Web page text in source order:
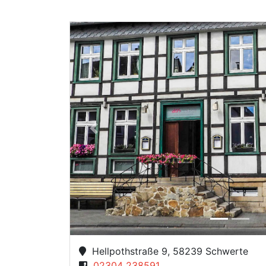
Previous
Hellpothstraße 9, 58239 Schwerte